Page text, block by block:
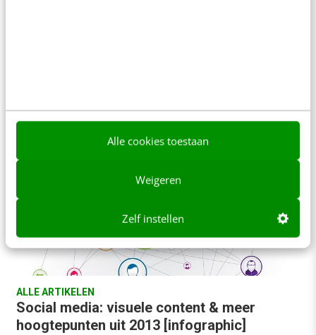
Alle cookies toestaan
Weigeren
Zelf instellen
ALLE ARTIKELEN
Social media: visuele content & meer
hoogtepunten uit 2013 [infographic]